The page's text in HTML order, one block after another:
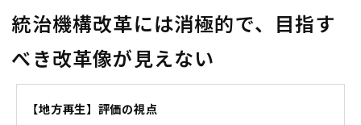
統治機構改革には消極的で、目指す
べき改革像が見えない
【地方再生】評価の視点